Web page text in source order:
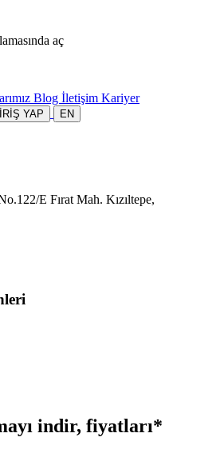
aç
Blog İletişim Kariyer
YAP EN
E Fırat Mah. Kızıltepe,
indir, fiyatları*